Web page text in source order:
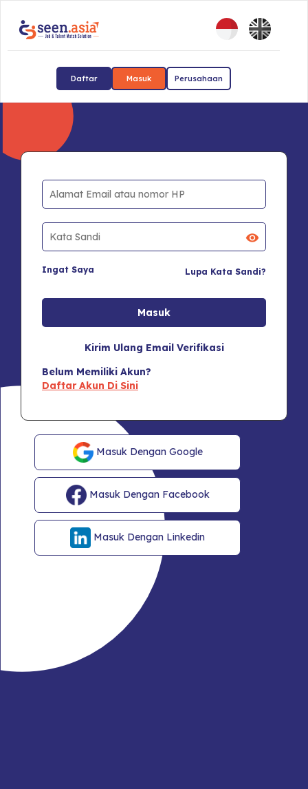
Daftar Masuk Perusahaan
Ingat Saya Lupa Kata Sandi?
Kirim Ulang Email Verifikasi
Belum Memiliki Akun?
Daftar Akun Di Sini
Masuk Dengan Google
Masuk Dengan Facebook
Masuk Dengan Linkedin